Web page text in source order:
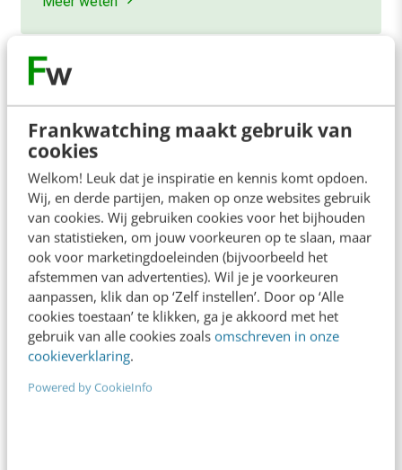
Frankwatching maakt gebruik van
cookies
Welkom! Leuk dat je inspiratie en kennis komt opdoen.
Wij, en derde partijen, maken op onze websites gebruik
van cookies. Wij gebruiken cookies voor het bijhouden
van statistieken, om jouw voorkeuren op te slaan, maar
ook voor marketingdoeleinden (bijvoorbeeld het
afstemmen van advertenties). Wil je je voorkeuren
aanpassen, klik dan op ‘Zelf instellen’. Door op ‘Alle
cookies toestaan’ te klikken, ga je akkoord met het
gebruik van alle cookies zoals omschreven in onze
cookieverklaring.
Powered by CookieInfo
Contact Redactie
redactie@frankwatching.com
+31 30 200 1045
Tarieven
Meer contactopties
Frankwatching
Adverteren